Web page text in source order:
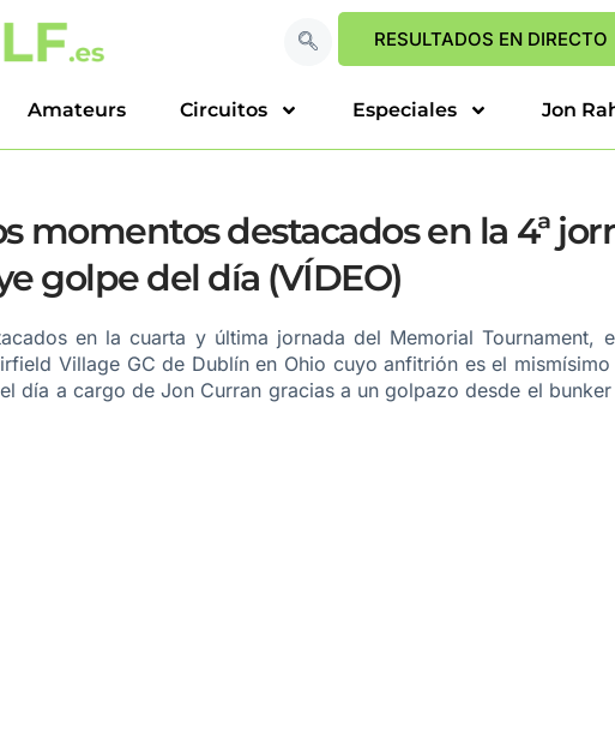
RESULTADOS EN DIRECTO
Amateurs Circuitos Especiales Jon
momentos destacados en la 4ª
golpe del día (VÍDEO)
en la cuarta y última jornada del Memorial Tournament,
Village GC de Dublín en Ohio cuyo anfitrión es el
día a cargo de Jon Curran gracias a un golpazo desde el